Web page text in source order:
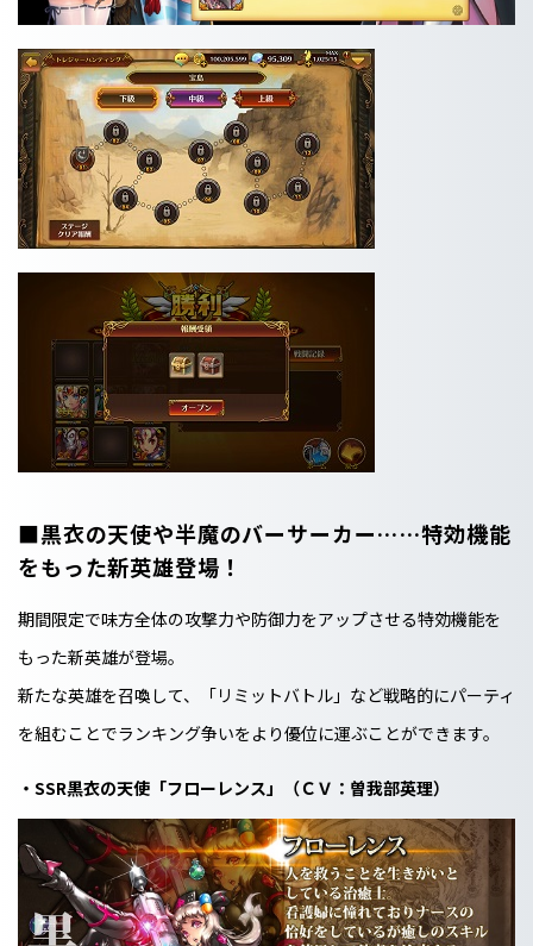
■黒衣の天使や半魔のバーサーカー……特効機能
をもった新英雄登場！
期間限定で味方全体の攻撃力や防御力をアップさせる特効機能を
もった新英雄が登場。
新たな英雄を召喚して、「リミットバトル」など戦略的にパーティ
を組むことでランキング争いをより優位に運ぶことができます。
・SSR黒衣の天使「フローレンス」（ＣＶ：曽我部英理）